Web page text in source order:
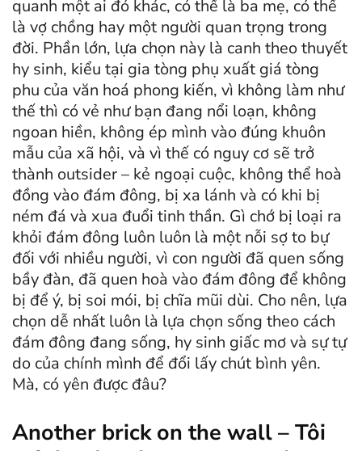
quanh một ai đó khác, có thể là ba mẹ, có thể
là vợ chồng hay một người quan trọng trong
đời. Phần lớn, lựa chọn này là canh theo thuyết
hy sinh, kiểu tại gia tòng phụ xuất giá tòng
phu của văn hoá phong kiến, vì không làm như
thế thì có vẻ như bạn đang nổi loạn, không
ngoan hiền, không ép mình vào đúng khuôn
mẫu của xã hội, và vì thế có nguy cơ sẽ trở
thành outsider – kẻ ngoại cuộc, không thể hoà
đồng vào đám đông, bị xa lánh và có khi bị
ném đá và xua đuổi tinh thần. Gì chớ bị loại ra
khỏi đám đông luôn luôn là một nỗi sợ to bự
đối với nhiều người, vì con người đã quen sống
bầy đàn, đã quen hoà vào đám đông để không
bị để ý, bị soi mói, bị chĩa mũi dùi. Cho nên, lựa
chọn dễ nhất luôn là lựa chọn sống theo cách
đám đông đang sống, hy sinh giấc mơ và sự tự
do của chính mình để đổi lấy chút bình yên.
Mà, có yên được đâu?
Another brick on the wall – Tôi